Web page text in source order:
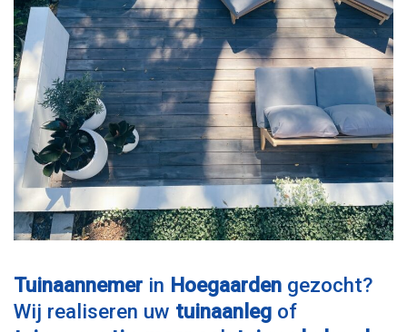
Tuinaannemer in Hoegaarden gezocht?
Wij realiseren uw tuinaanleg of